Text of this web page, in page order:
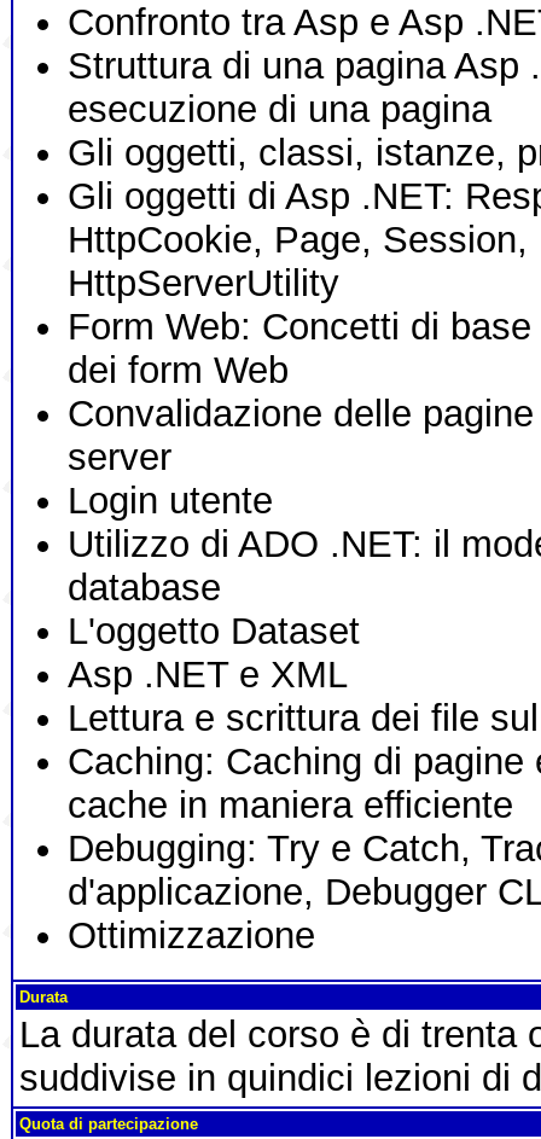
Confronto tra Asp e Asp
Struttura di una pagina Asp
esecuzione di una pagina
Gli oggetti, classi, istanze,
Gli oggetti di Asp .NET:
HttpCookie, Page,
HttpServerUtility
Form Web: Concetti di
dei form Web
Convalidazione delle
server
Login utente
Utilizzo di ADO .NET: il
database
L'oggetto Dataset
Asp .NET e XML
Lettura e scrittura dei file
Caching: Caching di
cache in maniera efficiente
Debugging: Try e Catch,
d'applicazione, Debugger
Ottimizzazione
Durata
La durata del corso è di trenta
suddivise in quindici lezioni di
Quota di partecipazione